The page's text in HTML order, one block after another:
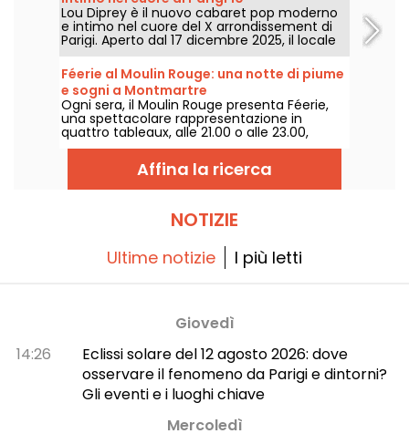
Kamel Ouali. Dièse e Solen Shawen
conducono lo spettacolo.
Lou Diprey è il nuovo cabaret pop moderno
e intimo nel cuore del X arrondissement di
Parigi. Aperto dal 17 dicembre 2025, il locale
offre cene bistronomiche, spettacoli
coreografici e feste après-spectacle
all'insegna del divertimento, tutto avvolto in
un’atmosfera soft e sofisticata studiata per
vivere un’esperienza notturna
contemporanea. Siete pronti a uscire dagli
schemi?
Féerie al Moulin Rouge: una notte di piume
e sogni a Montmartre
Ogni sera, il Moulin Rouge presenta Féerie,
una spettacolare rappresentazione in
quattro tableaux, alle 21.00 o alle 23.00,
preceduta o meno da una cena creata dallo
Affina la ricerca
NOTIZIE
Ultime notizie I più letti
Giovedì
14:26
Eclissi solare del 12 agosto 2026: dove
osservare il fenomeno da Parigi e dintorni?
Gli eventi e i luoghi chiave
Mercoledì